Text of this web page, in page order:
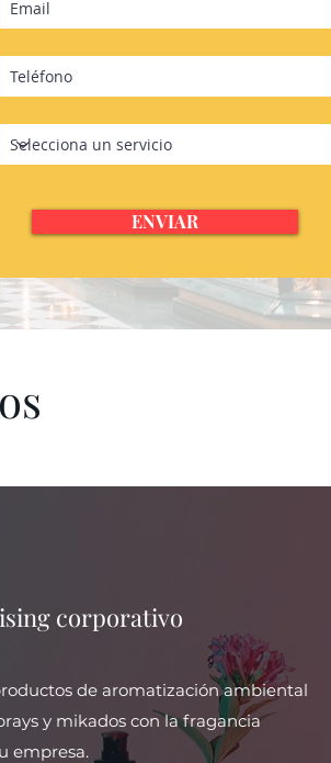
ENVIAR
corporativo
de aromatización ambiental
y mikados con la fragancia
empresa.